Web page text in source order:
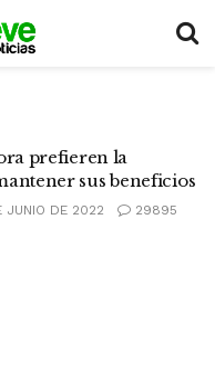
prefieren la
sus beneficios
JUNIO DE 2022 29895